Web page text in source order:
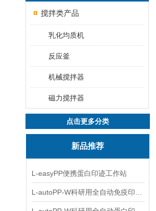
搅拌类产品
乳化均质机
反应釜
机械搅拌器
磁力搅拌器
点击更多分类
新品推荐
L-easyPP便携蛋白印迹工作站